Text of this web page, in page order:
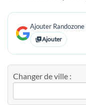
Ajouter
Ajouter
Changer de ville :